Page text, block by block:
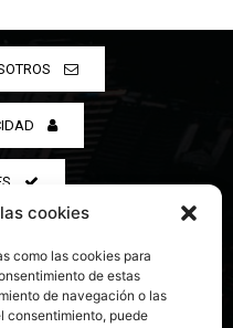
cookies
como las cookies para
de estas
de navegación o las
consentimiento, puede